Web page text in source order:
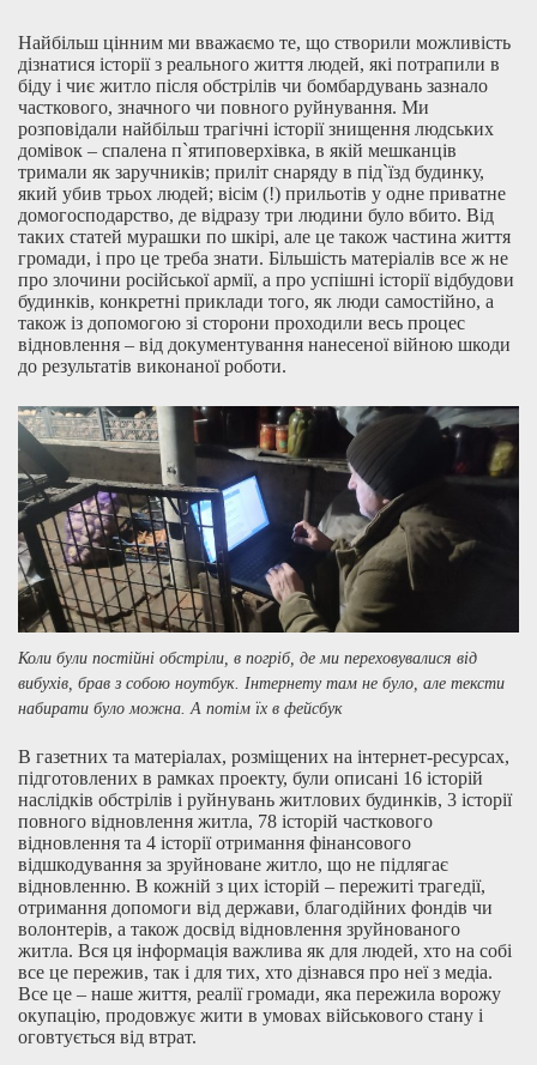
Найбільш цінним ми вважаємо те, що створили можливість
дізнатися історії з реального життя людей, які потрапили в
біду і чиє житло після обстрілів чи бомбардувань зазнало
часткового, значного чи повного руйнування. Ми
розповідали найбільш трагічні історії знищення людських
домівок – спалена п`ятиповерхівка, в якій мешканців
тримали як заручників; приліт снаряду в під`їзд будинку,
який убив трьох людей; вісім (!) прильотів у одне приватне
домогосподарство, де відразу три людини було вбито. Від
таких статей мурашки по шкірі, але це також частина життя
громади, і про це треба знати. Більшість матеріалів все ж не
про злочини російської армії, а про успішні історії відбудови
будинків, конкретні приклади того, як люди самостійно, а
також із допомогою зі сторони проходили весь процес
відновлення – від документування нанесеної війною шкоди
до результатів виконаної роботи.
Коли були постійні обстріли, в погріб, де ми переховувалися від
вибухів, брав з собою ноутбук. Інтернету там не було, але тексти
набирати було можна. А потім їх в фейсбук
В газетних та матеріалах, розміщених на інтернет-ресурсах,
підготовлених в рамках проекту, були описані 16 історій
наслідків обстрілів і руйнувань житлових будинків, 3 історії
повного відновлення житла, 78 історій часткового
відновлення та 4 історії отримання фінансового
відшкодування за зруйноване житло, що не підлягає
відновленню. В кожній з цих історій – пережиті трагедії,
отримання допомоги від держави, благодійних фондів чи
волонтерів, а також досвід відновлення зруйнованого
житла. Вся ця інформація важлива як для людей, хто на собі
все це пережив, так і для тих, хто дізнався про неї з медіа.
Все це – наше життя, реалії громади, яка пережила ворожу
окупацію, продовжує жити в умовах військового стану і
оговтується від втрат.